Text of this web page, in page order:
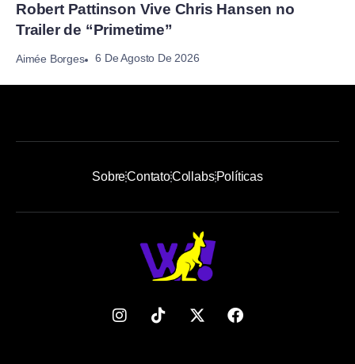
Robert Pattinson Vive Chris Hansen no
Trailer de “Primetime”
Aimée Borges 6 De Agosto De 2026
SobreContatoCollabsPolíticas